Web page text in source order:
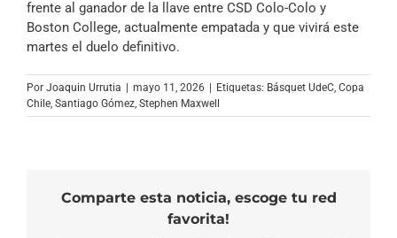
frente al ganador de la llave entre CSD Colo-Colo y
Boston College, actualmente empatada y que vivirá este
martes el duelo definitivo.
Por Joaquin Urrutia mayo 11, 2026 Etiquetas: Básquet UdeC, Copa
Chile, Santiago Gómez, Stephen Maxwell
Comparte esta noticia, escoge tu red
favorita!